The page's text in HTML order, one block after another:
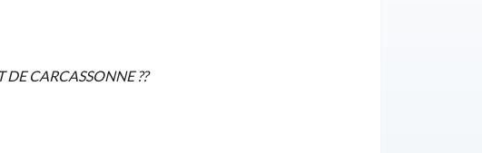
CARCASSONNE ??